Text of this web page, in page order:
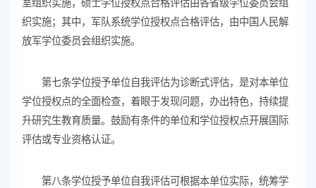
室组织实施，硕士学位授权点合格评估由各省级学位委员会组
织实施；其中，军队系统学位授权点合格评估，由中国人民解
放军学位委员会组织实施。
第七条学位授予单位自我评估为诊断式评估，是对本单位
学位授权点的全面检查，着眼于发现问题，办出特色，持续提
升研究生教育质量。鼓励有条件的单位和学位授权点开展国际
评估或专业资格认证。
第八条学位授予单位自我评估可根据本单位实际，统筹学